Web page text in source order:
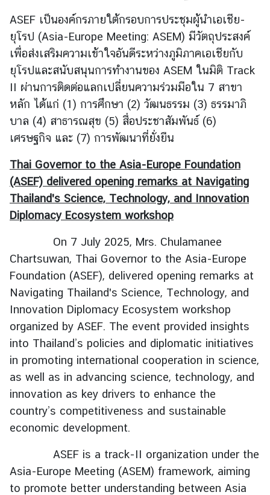
ป
ร
ะ
เ
ท
ศ
ยุ
ร
ก
ร
อ
ค
ว
า
ม
ต
ก
ล
ว่
า
ด้
ว
ย
า
ม
ASEF เป็นองค์กรภายใต้กรอบการประชุมผู้นำเอเชีย-
ยุโรป (Asia-Europe Meeting: ASEM) มีวัตถุประสงค์
เพื่อส่งเสริมความเข้าใจอันดีระหว่างภูมิภาคเอเชียกับ
ยุโรปและสนับสนุนการทำงานของ ASEM ในมิติ Track
II ผ่านการติดต่อแลกเปลี่ยนความร่วมมือใน 7 สาขา
หลัก ได้แก่ (1) การศึกษา (2) วัฒนธรรม (3) ธรรมาภิ
บาล (4) สาธารณสุข (5) สื่อประชาสัมพันธ์ (6)
เศรษฐกิจ และ (7) การพัฒนาที่ยั่งยืน
Thai Governor to the Asia-Europe Foundation
(ASEF) delivered opening remarks at Navigating
Thailand's Science, Technology, and Innovation
Diplomacy Ecosystem workshop
On 7 July 2025, Mrs. Chulamanee
Chartsuwan, Thai Governor to the Asia-Europe
Foundation (ASEF), delivered opening remarks at
Navigating Thailand's Science, Technology, and
Innovation Diplomacy Ecosystem workshop
organized by ASEF. The event provided insights
into Thailand’s policies and diplomatic initiatives
in promoting international cooperation in science,
as well as in advancing science, technology, and
innovation as key drivers to enhance the
country’s competitiveness and sustainable
economic development.
ASEF is a track-II organization under the
Asia-Europe Meeting (ASEM) framework, aiming
to promote better understanding between Asia